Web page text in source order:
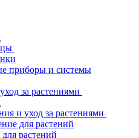
приборы и системы
за растениями
и уход за растениями
для растений
растений